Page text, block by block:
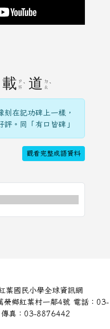
載 ㄗ
ㄞ ˋ 道 ㄉ
ㄠ ˋ
刻在記功碑上一樣，
。同「有口皆碑」
觀看完整成語資料
葉國民小學全球資訊網
榮鄉紅葉村一鄰4號 電話：03-
真：03-8876442